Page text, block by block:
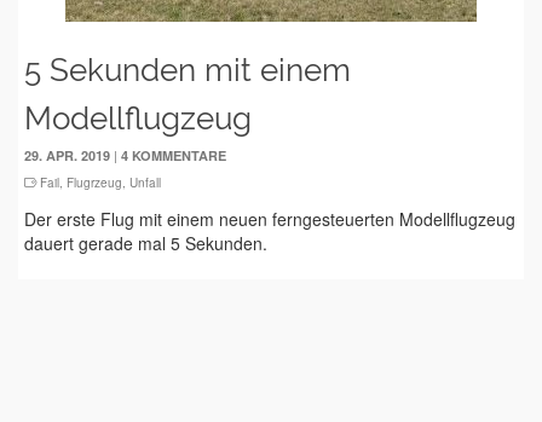
5 Sekunden mit einem
Modellflugzeug
29. APR. 2019 | 4 KOMMENTARE
Fail, Flugrzeug, Unfall
Der erste Flug mit einem neuen ferngesteuerten Modellflugzeug
dauert gerade mal 5 Sekunden.